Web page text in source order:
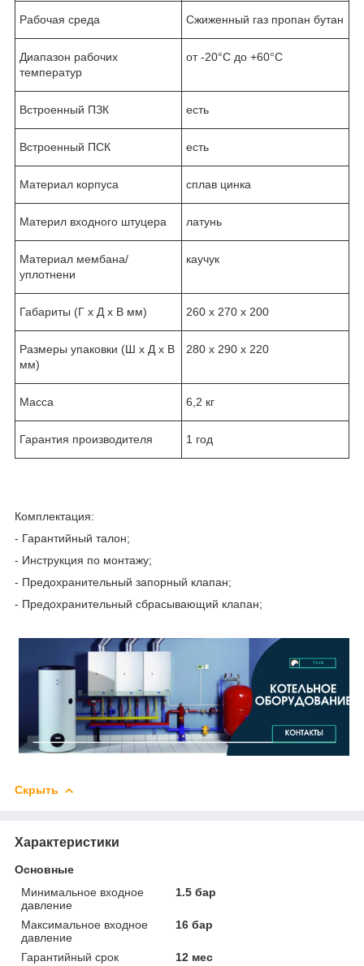
Рабочая среда Сжиженный газ пропан бутан
Диапазон рабочих
температур
от -20°С до +60°С
Встроенный ПЗК есть
Встроенный ПСК есть
Материал корпуса сплав цинка
Материл входного штуцера латунь
Материал мембана/
уплотнени
каучук
Габариты (Г х Д х В мм) 260 х 270 х 200
Размеры упаковки (Ш х Д х В
мм)
280 х 290 х 220
Масса 6,2 кг
Гарантия производителя 1 год
Комплектация:
- Гарантийный талон;
- Инструкция по монтажу;
- Предохранительный запорный клапан;
- Предохранительный сбрасывающий клапан;
Скрыть
Характеристики
Основные
Минимальное входное
давление
1.5 бар
Максимальное входное
давление
16 бар
Гарантийный срок 12 мес